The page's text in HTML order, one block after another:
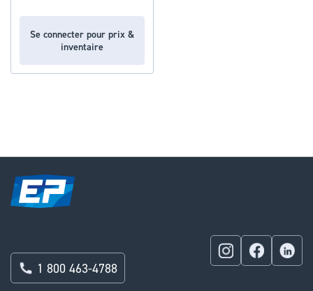
Se connecter pour prix &
inventaire
1 800 463-4788